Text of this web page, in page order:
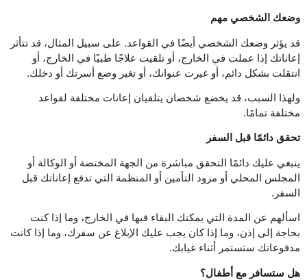
وضعك الشخصي مهم
قد يؤثر وضعك الشخصي أيضًا في القواعد. على سبيل المثال، قد تتأثر
إعاناتك إذا عملت في الخارج، أو تلقيت علاجًا طبيًا في الخارج، أو
انتقلت بشكل دائم، أو غيرت عنوانك، أو تغير وضع أسرتك أو دخلك.
ولهذا السبب، قد يخضع شخصان يتلقيان إعانات مختلفة لقواعد
مختلفة تمامًا.
تحقق دائمًا قبل السفر
ينبغي عليك دائمًا التحقق مباشرة من الجهة المختصة أو الوكالة أو
المجلس المحلي أو مزود التأمين أو المنظمة التي تدفع إعاناتك قبل
السفر.
اسألهم عن المدة التي يمكنك البقاء فيها في الخارج، وما إذا كنت
بحاجة إلى إذن، وما إذا كان يجب عليك الإبلاغ عن سفرك، وما إذا كانت
مدفوعاتك ستستمر أثناء غيابك.
هل ستسافر مع أطفال؟